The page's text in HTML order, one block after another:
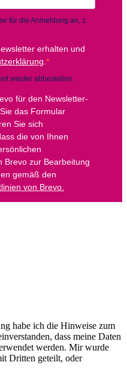
habe ich die Hinweise zum
dass meine Daten
werden. Mir wurde
Dritten geteilt, oder